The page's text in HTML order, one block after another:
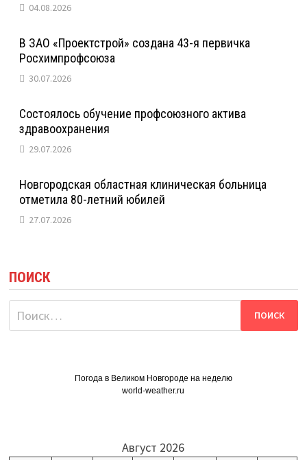
04.08.2026
В ЗАО «Проектстрой» создана 43-я первичка
Росхимпрофсоюза
30.07.2026
Состоялось обучение профсоюзного актива
здравоохранения
29.07.2026
Новгородская областная клиническая больница
отметила 80-летний юбилей
27.07.2026
ПОИСК
Найти:
Погода в Великом Новгороде на неделю
world-weather.ru
Август 2026